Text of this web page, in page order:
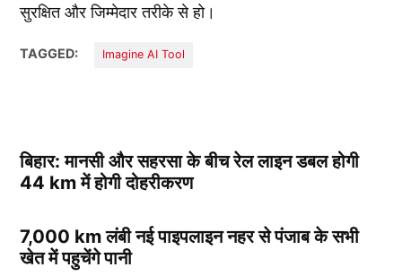
सुरक्षित और जिम्मेदार तरीके से हो।
TAGGED: Imagine AI Tool
बिहार: मानसी और सहरसा के बीच रेल लाइन डबल होगी
44 km में होगी दोहरीकरण
7,000 km लंबी नई पाइपलाइन नहर से पंजाब के सभी
खेत में पहुचेंगे पानी